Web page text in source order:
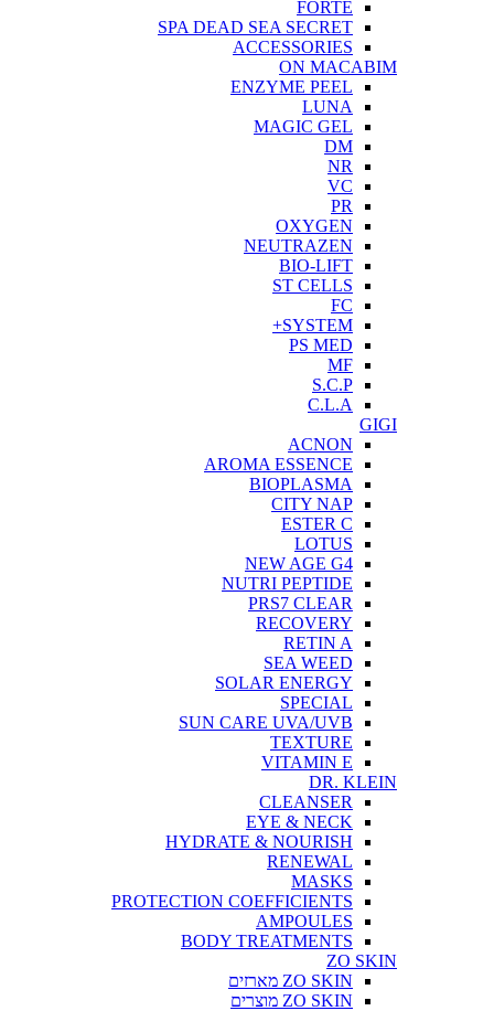
FORTE
SPA DEAD SEA SECRET
ACCESSORIES
ON MACABIM
ENZYME PEEL
LUNA
MAGIC GEL
DM
NR
VC
PR
OXYGEN
NEUTRAZEN
BIO-LIFT
ST CELLS
FC
SYSTEM+
PS MED
MF
S.C.P
C.L.A
GIGI
ACNON
AROMA ESSENCE
BIOPLASMA
CITY NAP
ESTER C
LOTUS
NEW AGE G4
NUTRI PEPTIDE
PRS7 CLEAR
RECOVERY
RETIN A
SEA WEED
SOLAR ENERGY
SPECIAL
SUN CARE UVA/UVB
TEXTURE
VITAMIN E
DR. KLEIN
CLEANSER
EYE & NECK
HYDRATE & NOURISH
RENEWAL
MASKS
PROTECTION COEFFICIENTS
AMPOULES
BODY TREATMENTS
ZO SKIN
ZO SKIN מארזים
ZO SKIN מוצרים